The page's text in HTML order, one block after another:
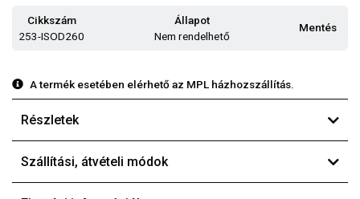
Cikkszám
253-ISOD260
Állapot
Nem rendelhető
Mentés
A termék esetében elérhető az MPL házhozszállítás.
Részletek
Szállítási, átvételi módok